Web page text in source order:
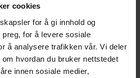
cookies
for å gi innhold og
for å levere sosiale
å analysere trafikken vår. Vi deler
hvordan du bruker nettstedet
innen sosiale medier,
no
Demon Slayer: Kimetsu no
Yaiba, Vol. 12
Koyoharu Gotouge
Demon Slayer: Kimetsu no